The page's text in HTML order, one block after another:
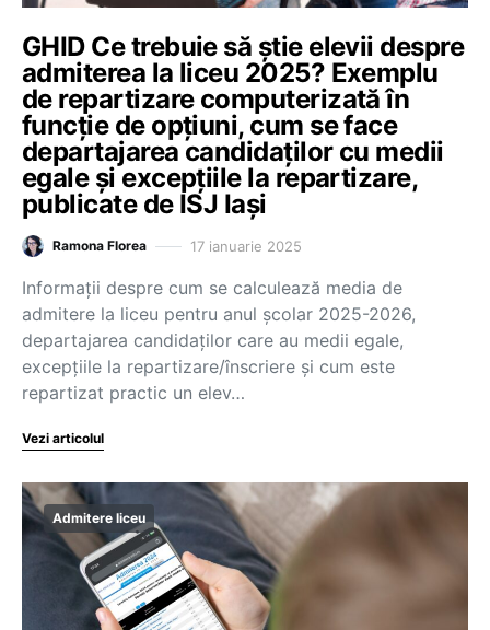
GHID Ce trebuie să știe elevii despre
admiterea la liceu 2025? Exemplu
de repartizare computerizată în
funcție de opțiuni, cum se face
departajarea candidaților cu medii
egale și excepțiile la repartizare,
publicate de ISJ Iași
Ramona Florea 17 ianuarie 2025
Informații despre cum se calculează media de
admitere la liceu pentru anul școlar 2025-2026,
departajarea candidaților care au medii egale,
excepțiile la repartizare/înscriere și cum este
repartizat practic un elev…
Vezi articolul
Admitere liceu